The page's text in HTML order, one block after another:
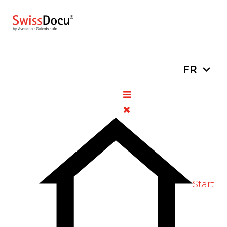
FR
Start
Le service central de documentation
Les besoins des patients sont en constante
augmentation, tout comme les exigences
auxquelles pharmacies et drogueries
doivent faire face.